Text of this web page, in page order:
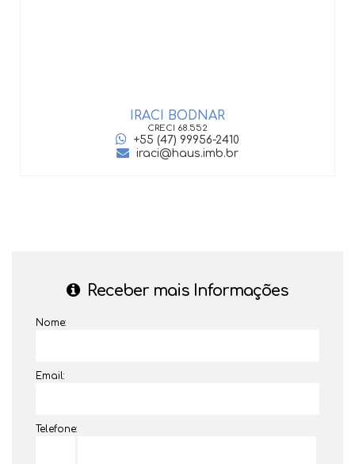
IRACI BODNAR
CRECI 68.552
+55 (47) 99956-2410
iraci@haus.imb.br
Receber mais Informações
Nome:
Email:
Telefone: